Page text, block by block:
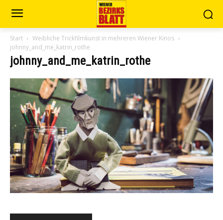
Start
Weibliche Trickfilmkunst in mehreren Wiener Kinos
johnny_and_me_katrin_rothe
johnny_and_me_katrin_rothe